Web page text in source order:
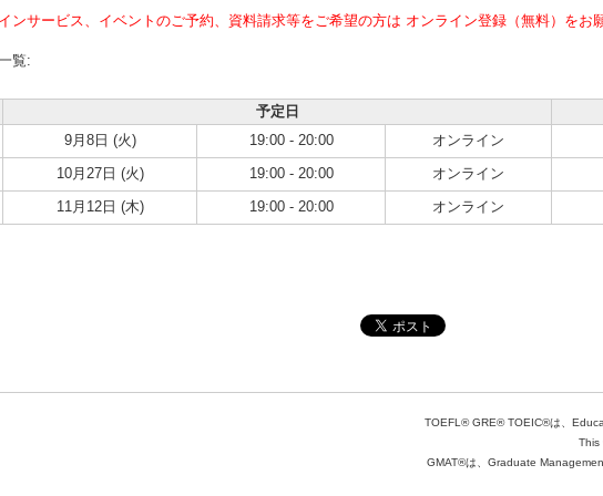
ンサービス、イベントのご予約、資料請求等をご希望の方は オンライン登録（無料）をお
覧:
予定日
9月8日 (火)
19:00 - 20:00
オンライン
10月27日 (火)
19:00 - 20:00
オンライン
11月12日 (木)
19:00 - 20:00 オンライン
TOEFL® GRE® TOEIC®は、
This
GMAT®は、Graduate